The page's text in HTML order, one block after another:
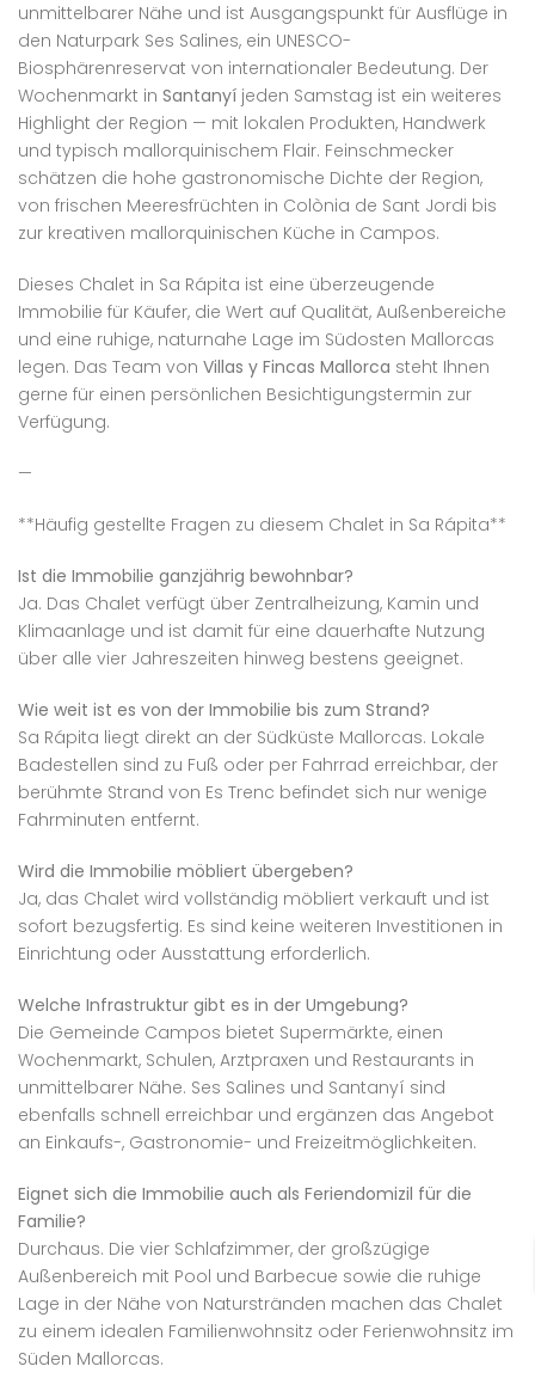
unmittelbarer Nähe und ist Ausgangspunkt für Ausflüge in
den Naturpark Ses Salines, ein UNESCO-
Biosphärenreservat von internationaler Bedeutung. Der
Wochenmarkt in Santanyí jeden Samstag ist ein weiteres
Highlight der Region — mit lokalen Produkten, Handwerk
und typisch mallorquinischem Flair. Feinschmecker
schätzen die hohe gastronomische Dichte der Region,
von frischen Meeresfrüchten in Colònia de Sant Jordi bis
zur kreativen mallorquinischen Küche in Campos.
Dieses Chalet in Sa Rápita ist eine überzeugende
Immobilie für Käufer, die Wert auf Qualität, Außenbereiche
und eine ruhige, naturnahe Lage im Südosten Mallorcas
legen. Das Team von Villas y Fincas Mallorca steht Ihnen
gerne für einen persönlichen Besichtigungstermin zur
Verfügung.
—
**Häufig gestellte Fragen zu diesem Chalet in Sa Rápita**
Ist die Immobilie ganzjährig bewohnbar?
Ja. Das Chalet verfügt über Zentralheizung, Kamin und
Klimaanlage und ist damit für eine dauerhafte Nutzung
über alle vier Jahreszeiten hinweg bestens geeignet.
Wie weit ist es von der Immobilie bis zum Strand?
Sa Rápita liegt direkt an der Südküste Mallorcas. Lokale
Badestellen sind zu Fuß oder per Fahrrad erreichbar, der
berühmte Strand von Es Trenc befindet sich nur wenige
Fahrminuten entfernt.
Wird die Immobilie möbliert übergeben?
Ja, das Chalet wird vollständig möbliert verkauft und ist
sofort bezugsfertig. Es sind keine weiteren Investitionen in
Einrichtung oder Ausstattung erforderlich.
Welche Infrastruktur gibt es in der Umgebung?
Die Gemeinde Campos bietet Supermärkte, einen
Wochenmarkt, Schulen, Arztpraxen und Restaurants in
unmittelbarer Nähe. Ses Salines und Santanyí sind
ebenfalls schnell erreichbar und ergänzen das Angebot
an Einkaufs-, Gastronomie- und Freizeitmöglichkeiten.
Eignet sich die Immobilie auch als Feriendomizil für die
Familie?
Durchaus. Die vier Schlafzimmer, der großzügige
Außenbereich mit Pool und Barbecue sowie die ruhige
Lage in der Nähe von Naturstränden machen das Chalet
zu einem idealen Familienwohnsitz oder Ferienwohnsitz im
Süden Mallorcas.